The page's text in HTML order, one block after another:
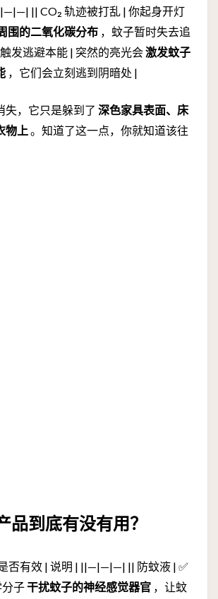
|| CO₂ 轨迹被打乱 | 你起身开灯
围的二氧化碳分布 ，蚊子暂时失去追
发逃避本能 | 突然的亮光会激发蚊子
，它们会立刻逃到阴暗处 |
失，它只是躲到了 深色家具表面、床
物上 。知道了这一点，你就知道该往
品到底有没有用？
否有效 | 说明 | ||—|—|—| || 防蚊液 | ✅
子干扰蚊子的神经感觉器官 ，让蚊